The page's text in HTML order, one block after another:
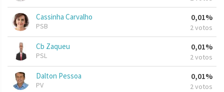
Cassinha Carvalho
PSB
0,01%
2 votos
Cb Zaqueu
PSL
0,01%
2 votos
Dalton Pessoa
PV
0,01%
2 votos